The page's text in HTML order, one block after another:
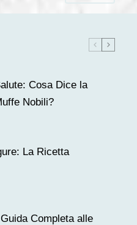
Cosa Dice la
Nobili?
La Ricetta
Completa alle